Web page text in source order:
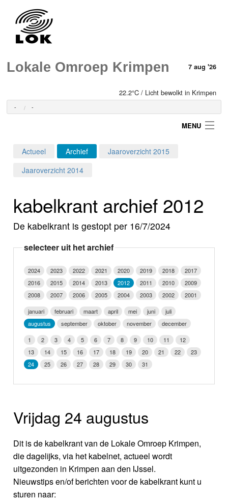
Lokale Omroep Krimpen 7 aug '26
22.2°C / Licht bewolkt in Krimpen
- -
MENU
Programma's
Video
Webcam
Info
Actueel Archief
Jaaroverzicht 2015
Jaaroverzicht 2014
kabelkrant archief 2012
De kabelkrant is gestopt per 16/7/2024
selecteer uit het archief
2024 2023 2022 2021 2020 2019 2018
2017
2016
2015 2014 2013 2012 2011 2010
2009
2008
2007 2006 2005 2004 2003 2002
2001
januari
februari maart april mei juni
juli
augustus
september oktober november
december
1
2 3 4 5 6 7 8 9 10 11
12
13
14 15 16 17 18 19 20 21 22
23
24
25 26 27 28 29 30 31
Vrijdag 24 augustus
Dit is de kabelkrant van de Lokale Omroep Krimpen,
die dagelijks, via het kabelnet, actueel wordt
uitgezonden in Krimpen aan den IJssel.
Nieuwstips en/of berichten voor de kabelkrant kunt u
sturen naar: